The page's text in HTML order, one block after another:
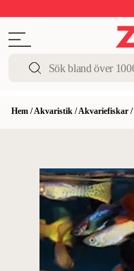
Hem /Akvaristik /Akvariefiskar /